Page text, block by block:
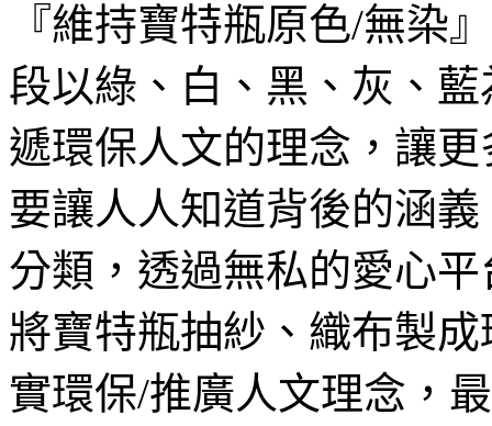
『維持寶特瓶原色/無染
段以綠、白、黑、灰、
遞環保人文的理念，讓
要讓人人知道背後的涵
分類，透過無私的愛心
將寶特瓶抽紗、織布製
實環保/推廣人文理念，